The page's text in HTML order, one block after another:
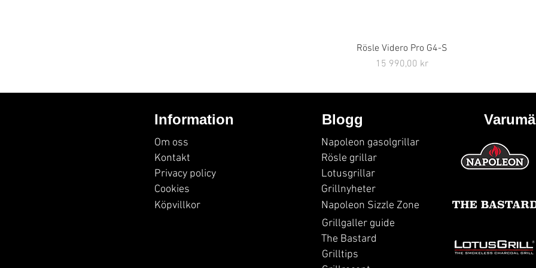
Snabbvisning
Rösle Videro Pro G4-S
Pris
15 990,00 kr
Information
Om oss
Kontakt
Privacy policy
Cookies
Köpvillkor
Blogg
Napoleon gasolgrillar
Rösle grillar
Lotusgrillar
Grillnyheter
Napoleon Sizzle Zone
Grillgaller guide
The Bastard
Grilltips